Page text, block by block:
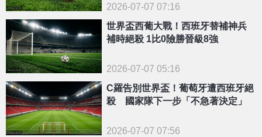
2026-07-07 07:16
世界盃西葡大戰！西班牙替補神兵
補時絕殺 1比0險勝晉級8強
2026-07-07 05:16
C羅告別世界盃！葡萄牙遭西班牙絕
殺 國家隊下一步「不急著決定」
2026-07-07 07:56